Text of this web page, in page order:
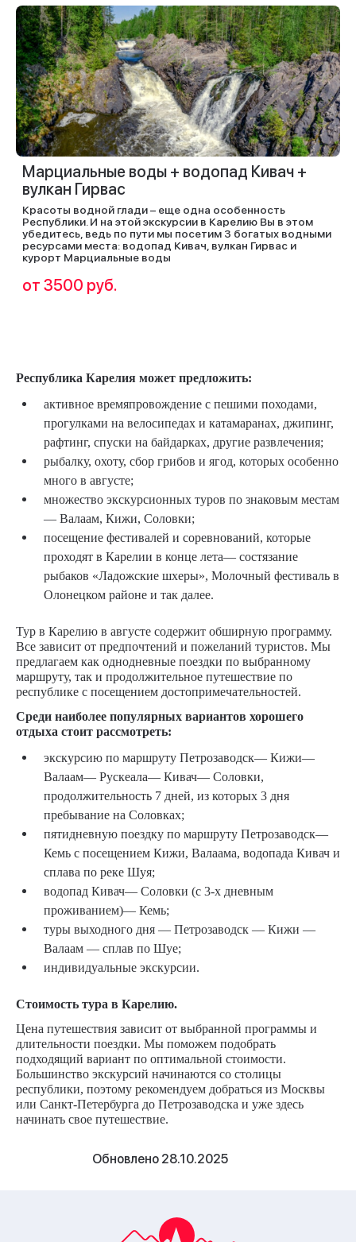
Марциальные воды + водопад Кивач +
вулкан Гирвас
Красоты водной глади – еще одна особенность
Республики. И на этой экскурсии в Карелию Вы в этом
убедитесь, ведь по пути мы посетим 3 богатых водными
ресурсами места: водопад Кивач, вулкан Гирвас и
курорт Марциальные воды
от 3500 руб.
Республика Карелия может предложить:
активное времяпровождение с пешими походами,
прогулками на велосипедах и катамаранах, джипинг,
рафтинг, спуски на байдарках, другие развлечения;
рыбалку, охоту, сбор грибов и ягод, которых особенно
много в августе;
множество экскурсионных туров по знаковым местам
— Валаам, Кижи, Соловки;
посещение фестивалей и соревнований, которые
проходят в Карелии в конце лета— состязание
рыбаков «Ладожские шхеры», Молочный фестиваль в
Олонецком районе и так далее.
Тур в Карелию в августе содержит обширную программу.
Все зависит от предпочтений и пожеланий туристов. Мы
предлагаем как однодневные поездки по выбранному
маршруту, так и продолжительное путешествие по
республике с посещением достопримечательностей.
Среди наиболее популярных вариантов хорошего
отдыха стоит рассмотреть:
экскурсию по маршруту Петрозаводск— Кижи—
Валаам— Рускеала— Кивач— Соловки,
продолжительность 7 дней, из которых 3 дня
пребывание на Соловках;
пятидневную поездку по маршруту Петрозаводск—
Кемь с посещением Кижи, Валаама, водопада Кивач и
сплава по реке Шуя;
водопад Кивач— Соловки (с 3-х дневным
проживанием)— Кемь;
туры выходного дня — Петрозаводск — Кижи —
Валаам — сплав по Шуе;
индивидуальные экскурсии.
Стоимость тура в Карелию.
Цена путешествия зависит от выбранной программы и
длительности поездки. Мы поможем подобрать
подходящий вариант по оптимальной стоимости.
Большинство экскурсий начинаются со столицы
республики, поэтому рекомендуем добраться из Москвы
или Санкт-Петербурга до Петрозаводска и уже здесь
начинать свое путешествие.
Обновлено 28.10.2025